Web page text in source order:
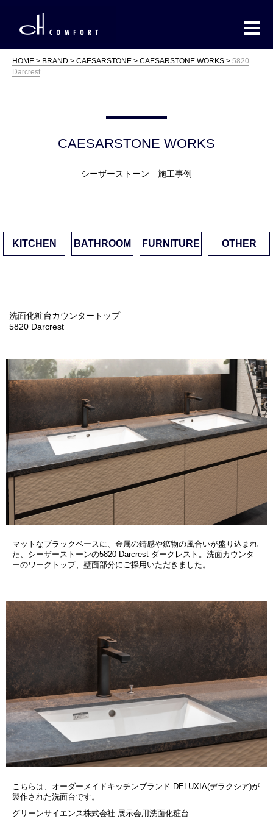
HOME BRAND CAESARSTONE CAESARSTONE WORKS
5820
Darcrest
CAESARSTONE WORKS
シーザーストーン 施工事例
KITCHEN BATHROOM FURNITURE OTHER
洗面化粧台カウンタートップ
5820 Darcrest
マットなブラックベースに、金属の錆感や鉱物の風合いが盛り込まれ
た、シーザーストーンの5820 Darcrest ダークレスト。洗面カウンタ
ーのワークトップ、壁面部分にご採用いただきました。
こちらは、オーダーメイドキッチンブランド DELUXIA(デラクシア)が
製作された洗面台です。
グリーンサイエンス株式会社 展示会用洗面化粧台